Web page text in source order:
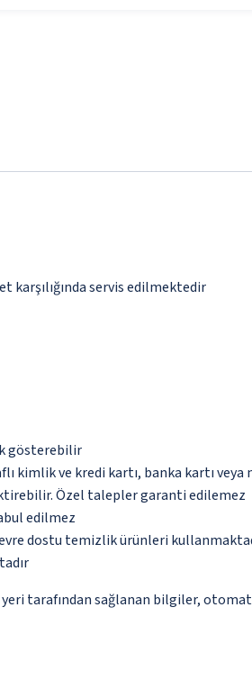
karşılığında servis edilmektedir
gösterebilir
kimlik ve kredi kartı, banka kartı
Özel talepler garanti edilemez
edilmez
dostu temizlik ürünleri
tarafından sağlanan bilgiler,